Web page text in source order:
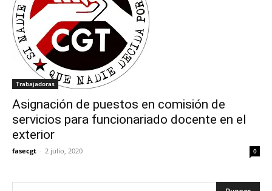
Trabajadoras
Asignación de puestos en comisión de
servicios para funcionariado docente en el
exterior
fasecgt - 2 julio, 2020 0